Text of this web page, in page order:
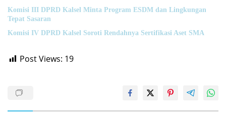
Komisi III DPRD Kalsel Minta Program ESDM dan Lingkungan
Tepat Sasaran
Komisi IV DPRD Kalsel Soroti Rendahnya Sertifikasi Aset SMA
Post Views: 19